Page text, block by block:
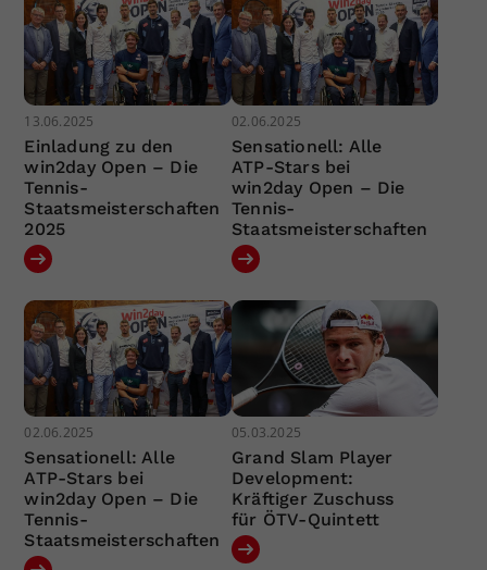
13.06.2025
Einladung zu den
win2day Open – Die
Tennis-
Staatsmeisterschaften
2025
02.06.2025
Sensationell: Alle
ATP-Stars bei
win2day Open – Die
Tennis-
Staatsmeisterschaften
02.06.2025
Sensationell: Alle
ATP-Stars bei
win2day Open – Die
Tennis-
Staatsmeisterschaften
05.03.2025
Grand Slam Player
Development:
Kräftiger Zuschuss
für ÖTV-Quintett